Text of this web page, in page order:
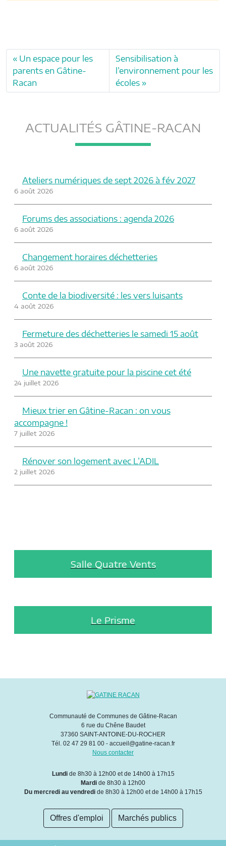
Un espace pour les
parents en Gâtine-
Racan
Sensibilisation à
l’environnement pour les
écoles
ACTUALITÉS GÂTINE-RACAN
Ateliers numériques de sept 2026 à fév 2027
6 août 2026
Forums des associations : agenda 2026
6 août 2026
Changement horaires déchetteries
6 août 2026
Conte de la biodiversité : les vers luisants
4 août 2026
Fermeture des déchetteries le samedi 15 août
3 août 2026
Une navette gratuite pour la piscine cet été
24 juillet 2026
Mieux trier en Gâtine-Racan : on vous
accompagne !
7 juillet 2026
Rénover son logement avec L’ADIL
2 juillet 2026
Salle Quatre Vents
Le Prisme
Communauté de Communes de Gâtine-Racan
6 rue du Chêne Baudet
37360 SAINT-ANTOINE-DU-ROCHER
Tél. 02 47 29 81 00 - accueil@gatine-racan.fr
Nous contacter
Lundide 8h30 à 12h00 et de 14h00 à 17h15
Mardi de 8h30 à 12h00
Du mercredi au vendredide 8h30 à 12h00 et de 14h00 à 17h15
Offres d'emploi Marchés publics